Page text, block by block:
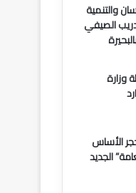
والتنمية
الصيفي
وزارة
الأساس
الجديد